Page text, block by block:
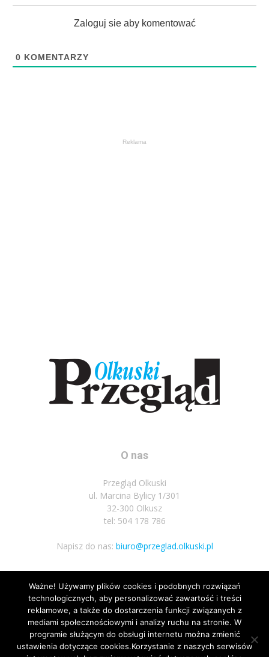
Zaloguj sie aby komentować
0 KOMENTARZY
Reklama
O nas
Przegląd Olkuski
ul. Marcina Bylicy 1/301
32-300 Olkusz
tel: 504 178 786
Napisz do nas: biuro@przeglad.olkuski.pl
Podążaj za nami
Ważne! Używamy plików cookies i podobnych rozwiązań
technologicznych, aby personalizować zawartość i treści
reklamowe, a także do dostarczenia funkcji związanych z
mediami społecznościowymi i analizy ruchu na stronie. W
programie służącym do obsługi internetu można zmienić
ustawienia dotyczące cookies.Korzystanie z naszych serwisów